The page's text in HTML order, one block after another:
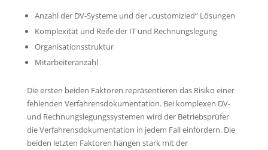
Anzahl der DV-Systeme und der „customizied“ Lösungen
Komplexität und Reife der IT und Rechnungslegung
Organisationsstruktur
Mitarbeiteranzahl
Die ersten beiden Faktoren repräsentieren das Risiko einer
fehlenden Verfahrensdokumentation. Bei komplexen DV-
und Rechnungslegungssystemen wird der Betriebsprüfer
die Verfahrensdokumentation in jedem Fall einfordern. Die
beiden letzten Faktoren hängen stark mit der